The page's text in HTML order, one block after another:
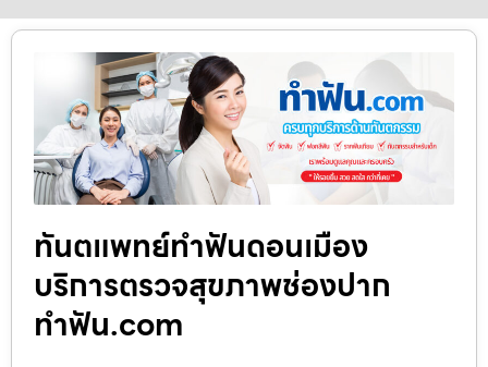
ทันตแพทย์ทำฟันดอนเมือง
บริการตรวจสุขภาพช่องปาก
ทำฟัน.com